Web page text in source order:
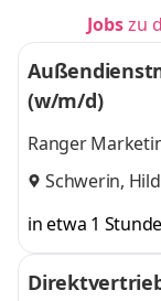
Jobszu
(w/m/d)
Ranger
Schwerin,
in etwa 1 Stunde